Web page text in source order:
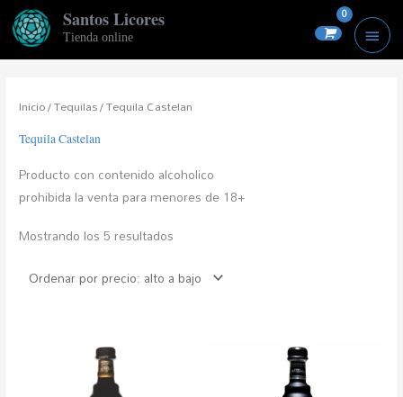
contenido
Santos Licores
Tienda online
Inicio/Tequilas/ Tequila Castelan
Tequila Castelan
Producto con contenido alcoholico
prohibida la venta para menores de 18+
Mostrando los 5 resultados
precio:
alto